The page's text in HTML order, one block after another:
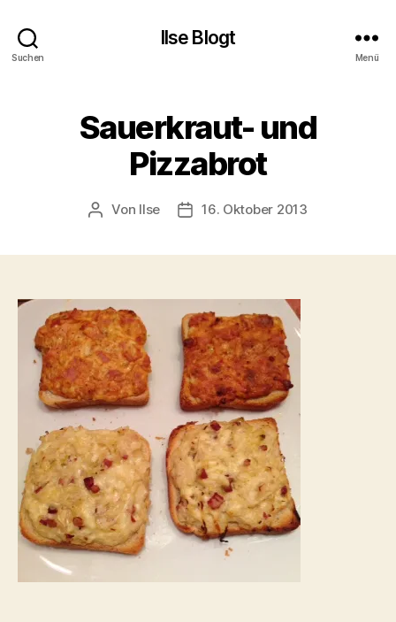
Suchen
Ilse Blogt
Menü
Sauerkraut- und
Pizzabrot
Beitragsautor
Von Ilse Beitragsdatum
16. Oktober 2013